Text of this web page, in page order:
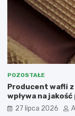
POZOSTAŁE
Producent wafli
wpływa na
27 lipca 2026